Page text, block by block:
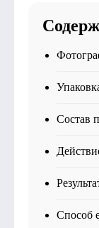
Состав
Способ